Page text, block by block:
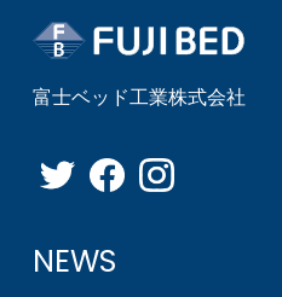
富士ベッド工業株式会社
NEWS